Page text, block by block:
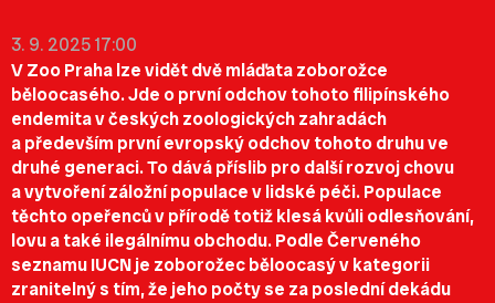
3. 9. 2025 17:00
V Zoo Praha lze vidět dvě mláďata zoborožce
běloocasého. Jde o první odchov tohoto filipínského
endemita v českých zoologických zahradách
a především první evropský odchov tohoto druhu ve
druhé generaci. To dává příslib pro další rozvoj chovu
a vytvoření záložní populace v lidské péči. Populace
těchto opeřenců v přírodě totiž klesá kvůli odlesňování,
lovu a také ilegálnímu obchodu. Podle Červeného
seznamu IUCN je zoborožec běloocasý v kategorii
zranitelný s tím, že jeho počty se za poslední dekádu